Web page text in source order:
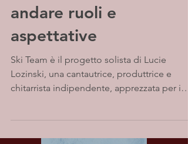
andare ruoli e
aspettative
Ski Team è il progetto solista di Lucie
Lozinski, una cantautrice, produttrice e
chitarrista indipendente, apprezzata per i